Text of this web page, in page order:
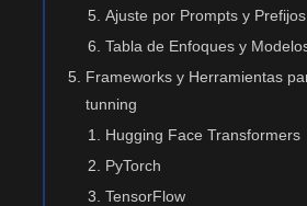
Ajuste por Prompts y Prefijos
Tabla de Enfoques y
Frameworks y Herramientas
tunning
Hugging Face Transformers
PyTorch
TensorFlow